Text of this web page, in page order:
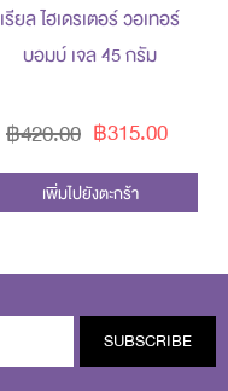
เรียล ไฮเดรเตอร์ วอเทอร์
บอมบ์ เจล 45 กรัม
฿315.00
฿420.00
เพิ่มไปยังตะกร้า
SUBSCRIBE